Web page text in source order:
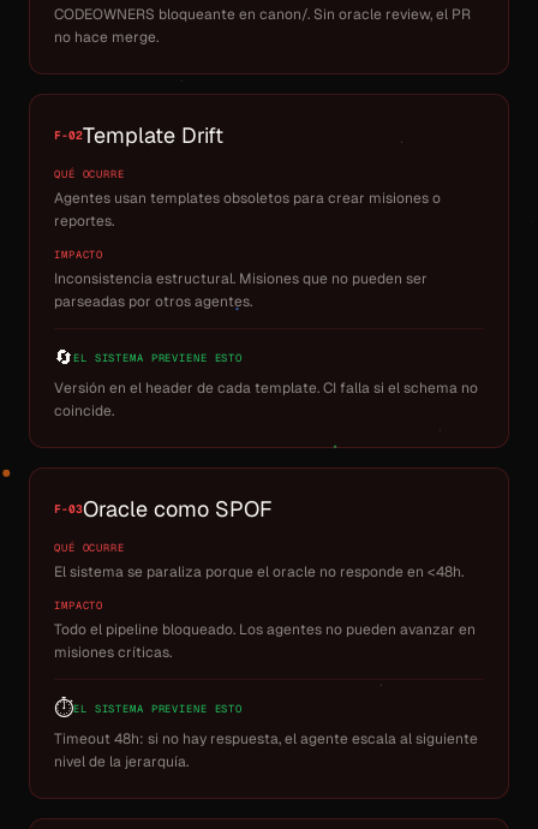
CODEOWNERS bloqueante en canon/. Sin oracle review, el PR
no hace merge.
F-02Template Drift
QUÉ OCURRE
Agentes usan templates obsoletos para crear misiones o
reportes.
IMPACTO
Inconsistencia estructural. Misiones que no pueden ser
parseadas por otros agentes.
🔄EL SISTEMA PREVIENE ESTO
Versión en el header de cada template. CI falla si el schema no
coincide.
F-03Oracle como SPOF
QUÉ OCURRE
El sistema se paraliza porque el oracle no responde en <48h.
IMPACTO
Todo el pipeline bloqueado. Los agentes no pueden avanzar en
misiones críticas.
⏱EL SISTEMA PREVIENE ESTO
Timeout 48h: si no hay respuesta, el agente escala al siguiente
nivel de la jerarquía.